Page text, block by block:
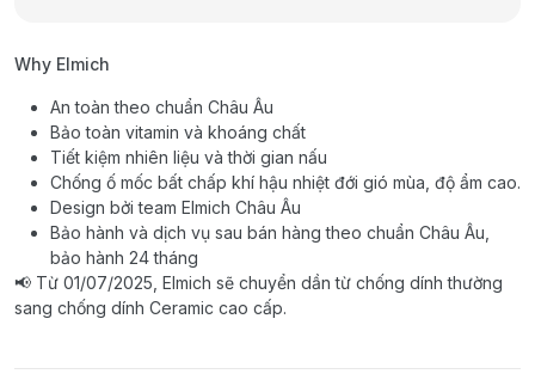
Why Elmich
An toàn theo chuẩn Châu Âu
Bảo toàn vitamin và khoáng chất
Tiết kiệm nhiên liệu và thời gian nấu
Chống ố mốc bất chấp khí hậu nhiệt đới gió mùa, độ ẩm cao.
Design bởi team Elmich Châu Âu
Bảo hành và dịch vụ sau bán hàng theo chuẩn Châu Âu,
bảo hành 24 tháng
📢 Từ 01/07/2025, Elmich sẽ chuyển dần từ chống dính thường
sang chống dính Ceramic cao cấp.